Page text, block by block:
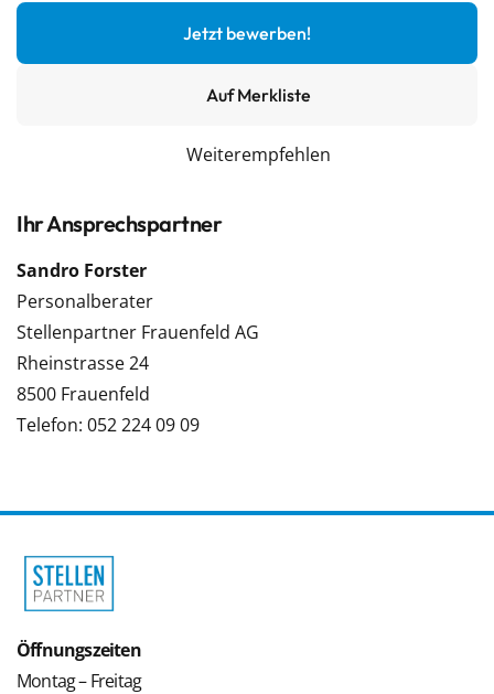
Jetzt bewerben!
Auf Merkliste
Weiterempfehlen
Ihr Ansprechspartner
Sandro Forster
Personalberater
Stellenpartner Frauenfeld AG
Rheinstrasse 24
8500 Frauenfeld
Telefon: 052 224 09 09
Öffnungszeiten
Montag – Freitag